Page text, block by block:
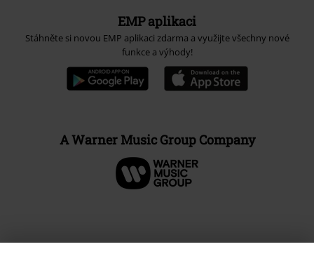
EMP aplikaci
Stáhněte si novou EMP aplikaci zdarma a využijte všechny nové
funkce a výhody!
A Warner Music Group Company